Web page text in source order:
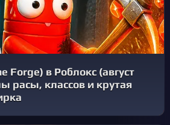
Forge) в Роблокс (август
расы, классов и крутая